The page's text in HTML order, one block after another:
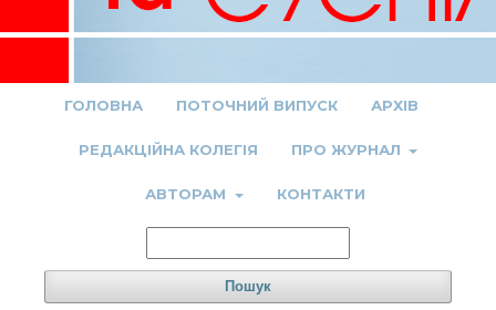
ГОЛОВНА ПОТОЧНИЙ ВИПУСК АРХІВ
РЕДАКЦІЙНА КОЛЕГІЯ ПРО ЖУРНАЛ
АВТОРАМ КОНТАКТИ
Пошук